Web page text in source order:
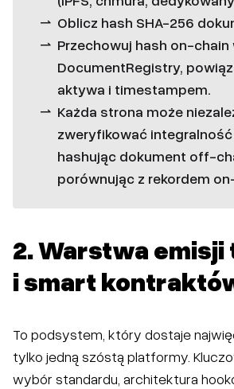
Oblicz hash SHA-256
Przechowuj hash on-chain
DocumentRegistry,
aktywa i timestampem.
Każda strona może
zweryfikować
hashując dokument off-
porównując z rekordem
2. Warstwa
i smart
To podsystem, który dostaje
tylko jedną szóstą platformy.
wybór standardu, architektura